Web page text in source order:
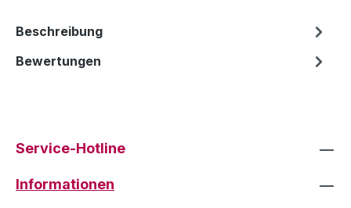
Beschreibung
Bewertungen
Service-Hotline
Informationen